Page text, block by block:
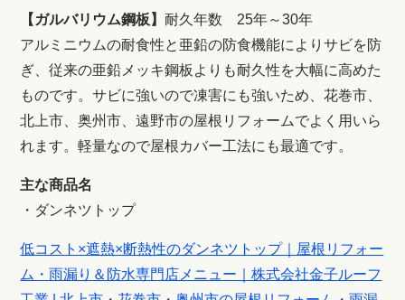
【ガルバリウム鋼板】 耐久年数 25年～30年
アルミニウムの耐食性と亜鉛の防食機能によりサビを防
ぎ、従来の亜鉛メッキ鋼板よりも耐久性を大幅に高めた
ものです。サビに強いので凍害にも強いため、花巻市、
北上市、奥州市、遠野市の屋根リフォームでよく用いら
れます。軽量なので屋根カバー工法にも最適です。
主な商品名
・ダンネツトップ
低コスト×遮熱×断熱性のダンネツトップ｜屋根リフォー
ム・雨漏り＆防水専門店メニュー｜株式会社金子ルーフ